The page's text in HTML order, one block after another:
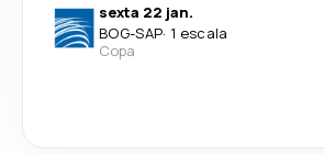
sexta 22 jan.
BOG-SAP· 1 escala
Copa